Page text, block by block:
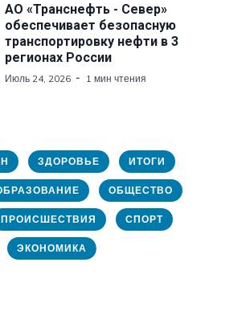
АО «Транснефть - Север»
обеспечивает безопасную
транспортировку нефти в 3
регионах России
Июль 24, 2026 1 мин чтения
ЗДОРОВЬЕ ИТОГИ
ОБЩЕСТВО
ПРОИСШЕСТВИЯ СПОРТ
ЭКОНОМИКА